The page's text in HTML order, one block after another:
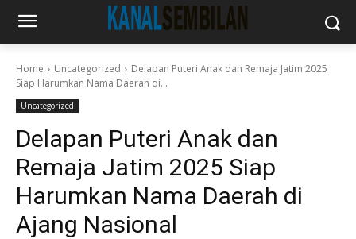
Home Uncategorized
Delapan Puteri Anak dan Remaja Jatim 2025
Siap Harumkan Nama Daerah di...
Uncategorized
Delapan Puteri Anak dan
Remaja Jatim 2025 Siap
Harumkan Nama Daerah di
Ajang Nasional